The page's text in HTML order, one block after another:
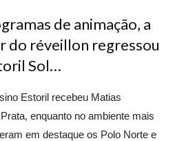
de animação, a
do réveillon regressou
Sol…
Estoril recebeu Matias
rata, enquanto no ambiente mais
em destaque os Polo Norte e